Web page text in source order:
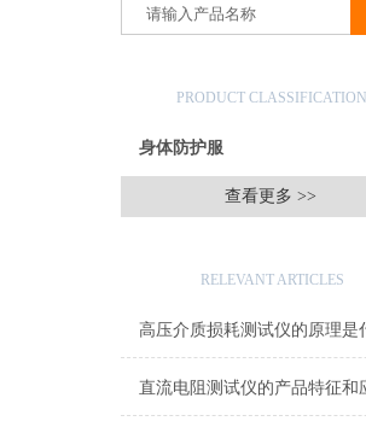
PRODUCT CLASSIFICATION
身体防护服
查看更多 >>
RELEVANT ARTICLES